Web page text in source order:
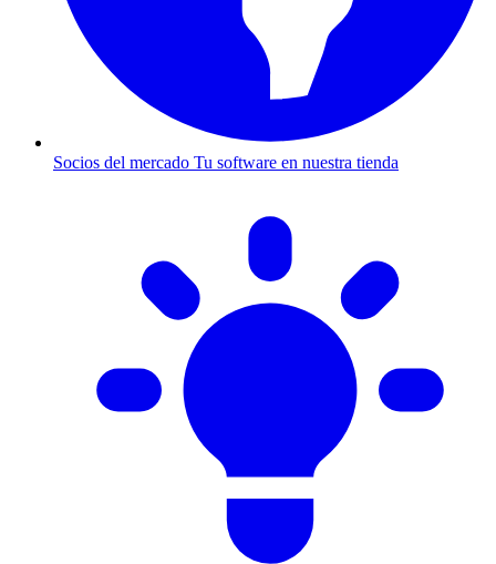
Socios del mercado Tu software en nuestra tienda